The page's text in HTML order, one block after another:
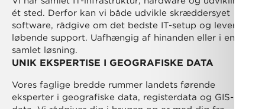
ét sted. Derfor kan vi både udvikle skræddersyet
software, rådgive om det bedste IT-setup og levere
løbende support. Uafhængig af hinanden eller i en
samlet løsning.
UNIK EKSPERTISE I GEOGRAFISKE DATA
Vores faglige bredde rummer landets førende
eksperter i geografiske data, registerdata og GIS-